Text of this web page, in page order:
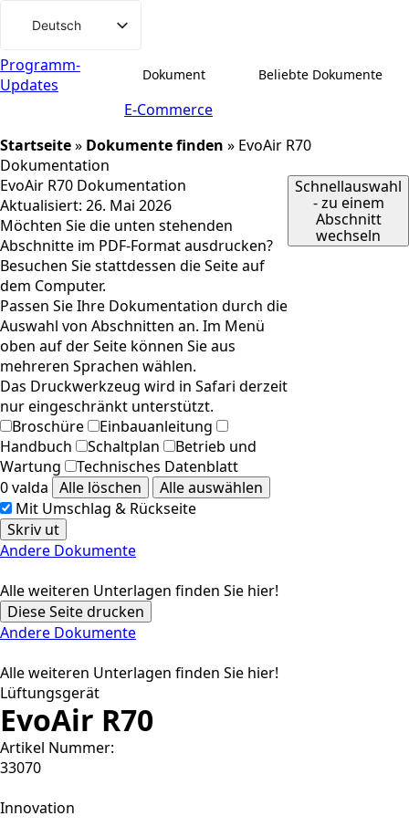
Weiter
Inhalt
Deutsch
Svenska
English (UK)
Norsk bokmål
Íslenska
Suomi
Eesti
Latviešu valoda
Lietuvių kalba
Programm-
Updates
Dokument Beliebte Dokumente
E-Commerce
Startseite» Dokumente finden » EvoAir R70
Dokumentation
EvoAir R70 Dokumentation
Aktualisiert: 26. Mai 2026
Möchten Sie die unten stehenden
Abschnitte im PDF-Format ausdrucken?
Besuchen Sie stattdessen die Seite auf
dem Computer.
Passen Sie Ihre Dokumentation durch die
Auswahl von Abschnitten an. Im Menü
oben auf der Seite können Sie aus
mehreren Sprachen wählen.
Das Druckwerkzeug wird in Safari derzeit
nur eingeschränkt unterstützt.
Broschüre
Einbauanleitung
Handbuch
Schaltplan
Betrieb und
Wartung
Technisches Datenblatt
0 valda Alle löschen
Alle auswählen
Mit Umschlag & Rückseite
Skriv ut
Andere Dokumente
Alle weiteren Unterlagen finden Sie hier!
Schnellauswahl
- zu einem
Abschnitt
wechseln
Diese Seite drucken
Andere Dokumente
Alle weiteren Unterlagen finden Sie hier!
Lüftungsgerät
EvoAir R70
Artikel Nummer:
33070
Innovation